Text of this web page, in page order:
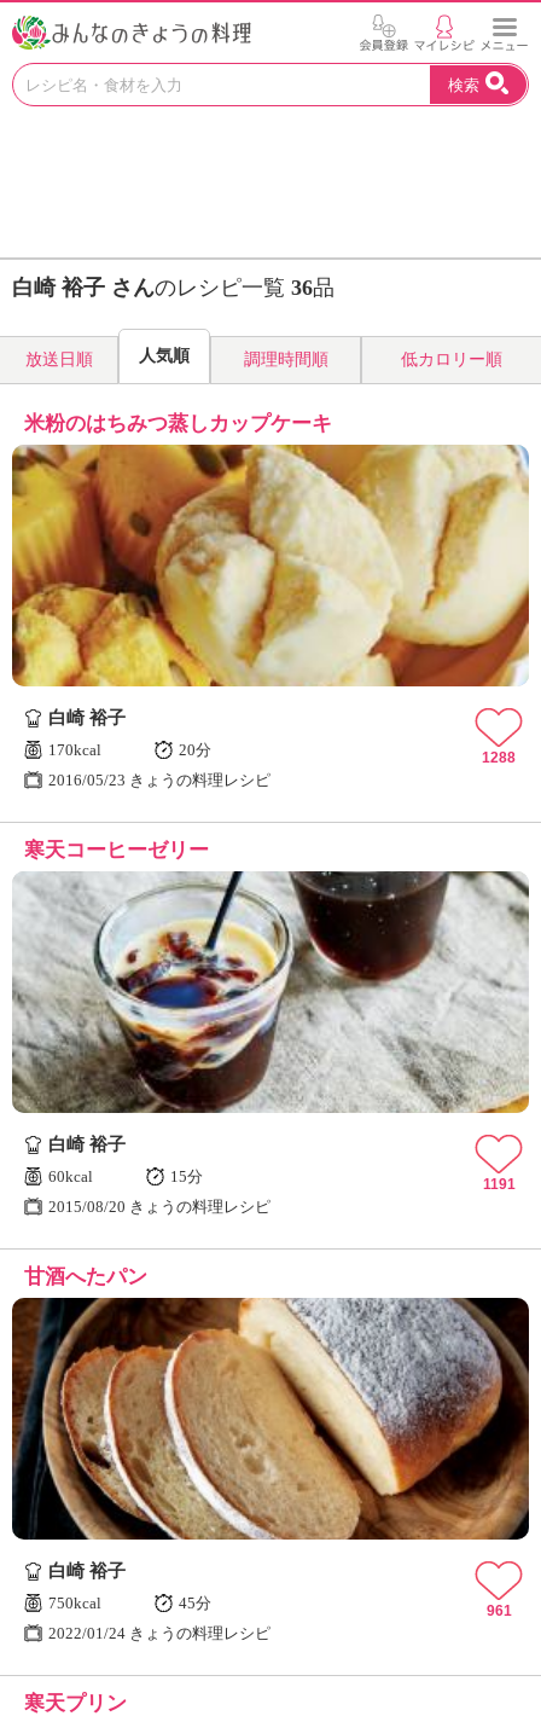
お
見
つ
よ
う
N
H
K
エ
デ
ュ
ケ
ー
シ
ョ
ナ
ん
の
ょ
う
の
料
理
」
検索
白崎 裕子 さんのレシピ一覧 36品
放送日順 人気順 調理時間順 低カロリー順
米粉のはちみつ蒸しカップケーキ
白崎 裕子
170kcal
20分
2016/05/23 きょうの料理レシピ
1288
寒天コーヒーゼリー
白崎 裕子
60kcal
15分
2015/08/20 きょうの料理レシピ
1191
甘酒へたパン
白崎 裕子
750kcal
45分
2022/01/24 きょうの料理レシピ
961
寒天プリン